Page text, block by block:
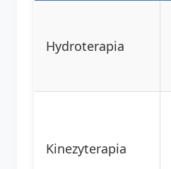
Hydroterapia
Kinezyterapia